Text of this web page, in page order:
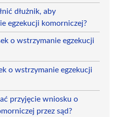
dłużnik, aby
egzekucji komorniczej?
o wstrzymanie egzekucji
o wstrzymanie egzekucji
przyjęcie wniosku o
przez sąd?